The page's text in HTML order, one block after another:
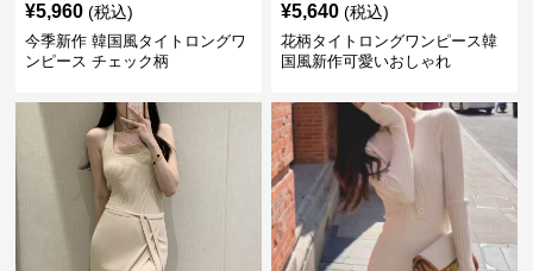
¥5,960 (税込)
今季新作 韓国風タイトロングワ
ンピース チェック柄
¥5,640 (税込)
花柄タイトロングワンピース韓
国風新作可愛いおしゃれ